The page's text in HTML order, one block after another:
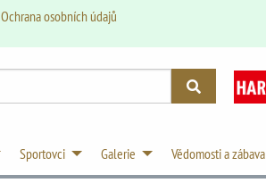
Ochrana osobních údajů
Sportovci Galerie Vědomosti a zábava